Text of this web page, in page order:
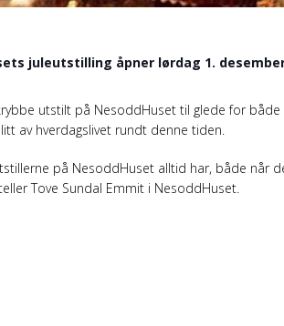
juleutstilling åpner lørdag 1.
utstilt på NesoddHuset til glede for
av hverdagslivet rundt denne tiden.
på NesoddHuset alltid har, både når
Tove Sundal Emmit i NesoddHuset.